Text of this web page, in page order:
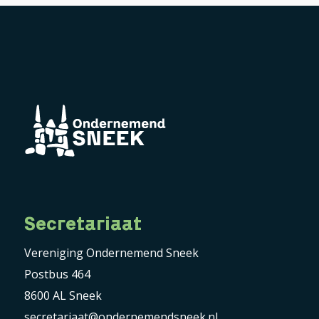
Secretariaat
Vereniging Ondernemend Sneek
Postbus 464
8600 AL Sneek